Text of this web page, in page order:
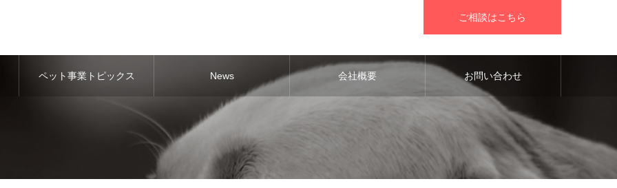
ご相談はこちら
ペット事業トピックス News 会社概要 お問い合わせ